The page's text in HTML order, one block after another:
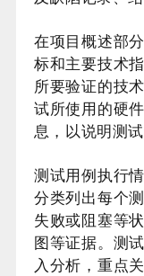
在项目概述部
标和主要技术
所要验证的技
试所使用的硬
息，以说明测
测试用例执行
分类列出每个
失败或阻塞等
图等证据。测
入分析，重点